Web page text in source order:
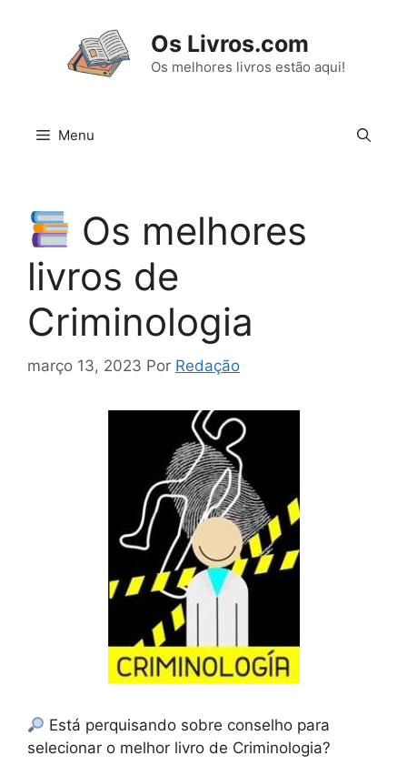
Os Livros.com
Os melhores livros estão aqui!
Menu
Os melhores
livros de
Criminologia
março 13, 2023 Por Redação
Está perquisando sobre conselho para
selecionar o melhor livro de Criminologia?